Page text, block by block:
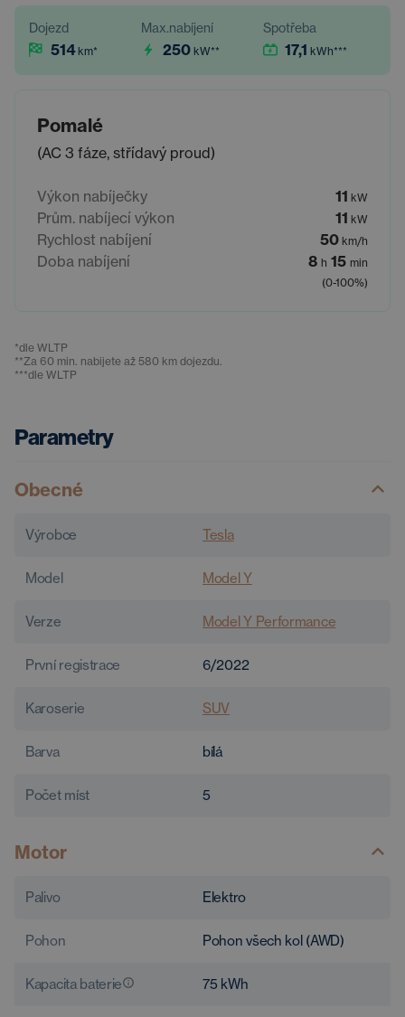
Dojezd
514 km*
Max.nabíjení
250 kW**
Spotřeba
17,1 kWh***
Pomalé
(AC 3 fáze, střídavý proud)
Výkon nabíječky 11 kW
Prům. nabíjecí výkon 11 kW
Rychlost nabíjení 50 km/h
Doba nabíjení 8 h 15 min
(0-100%)
*dle WLTP
**Za 60 min. nabijete až 580 km dojezdu.
***dle WLTP
Parametry
Obecné
Výrobce Tesla
Model Model Y
Verze Model Y Performance
První registrace 6/2022
Karoserie SUV
Barva bílá
Počet míst 5
Motor
Palivo Elektro
Pohon Pohon všech kol (AWD)
Kapacita baterie 75 kWh